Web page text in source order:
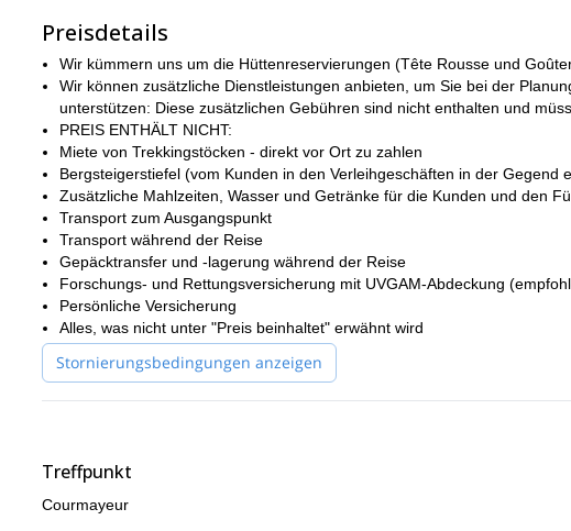
ziemlich anspruchsvoll sein.
Am dritten und wichtigsten Tag müssen Sie fit genug sein, um auf einem
schließlich den berühmten Mont Blanc Gipfel zu erreichen.
Obwohl die Goûter-Route als der einfachste Weg zum Mont Blanc Gipfel
sehr guter Fitnesslevel obligatorisch. Aus diesen Gründen ist die vorherige
Bergsteigererfahrung und solides Vertrauen im Umgang mit Steigeisen,
anspruchsvollen Aufstieg in Angriff nehmen!
Wenn Sie sich nicht sicher sind, ob Ihr Fitnesslevel und Ihre Erfahrung
wir dringend, einen zusätzlichen 4000m-Gipfel als Training hinzuzufügen,
Tour teilnehmen.
Für weitere Details zu den nächsten Abfahrten oder dem
professionellen Vorschläge, um diese Erfahrung mit den höchsten
Wir freuen uns sehr, Sie auf den höchsten Gipfel der Alpen zu führen!
Preisdetails
Wir kümmern uns um die Hüttenreservierungen (Tête Rousse und
Wir können zusätzliche Dienstleistungen anbieten, um Sie bei der
unterstützen: Diese zusätzlichen Gebühren sind nicht enthalten und
PREIS ENTHÄLT NICHT:
Miete von Trekkingstöcken - direkt vor Ort zu zahlen
Bergsteigerstiefel (vom Kunden in den Verleihgeschäften in der
Zusätzliche Mahlzeiten, Wasser und Getränke für die Kunden und den
Transport zum Ausgangspunkt
Transport während der Reise
Gepäcktransfer und -lagerung während der Reise
Forschungs- und Rettungsversicherung mit UVGAM-Abdeckung
Persönliche Versicherung
Alles, was nicht unter "Preis beinhaltet" erwähnt wird
Stornierungsbedingungen anzeigen
Treffpunkt
Courmayeur